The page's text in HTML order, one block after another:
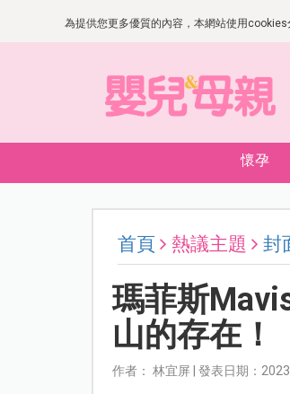
為提供您更多優質的內容，本網站使用
懷孕
首頁 熱議主題 封
瑪菲斯
山的存在！
作者： 林宜屏 | 發表日期：